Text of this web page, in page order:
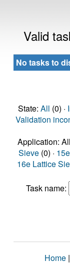
Valid
No tasks to
State: All (0) ·
Validation
Application:
Sieve (0) ·
16e Lattice
Task name:
Home |